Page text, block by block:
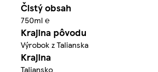
Čistý obsah
750ml ℮
Krajina pôvodu
Výrobok z Talianska
Krajina
Taliansko